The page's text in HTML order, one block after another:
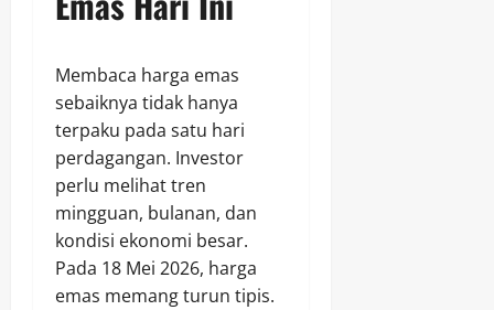
Membaca harga emas
sebaiknya tidak hanya
terpaku pada satu hari
perdagangan. Investor
perlu melihat tren
mingguan, bulanan, dan
kondisi ekonomi besar.
Pada 18 Mei 2026, harga
emas memang turun tipis.